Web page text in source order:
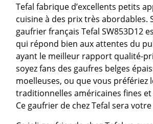
Tefal fabrique d’excellents petits
cuisine à des prix très abordables.
gaufrier français Tefal SW853D12
qui répond bien aux attentes du
ayant le meilleur rapport qualité-
soyez fans des gaufres belges
moelleuses, ou que vous préfériez
traditionnelles américaines fines
Ce gaufrier de chez Tefal sera